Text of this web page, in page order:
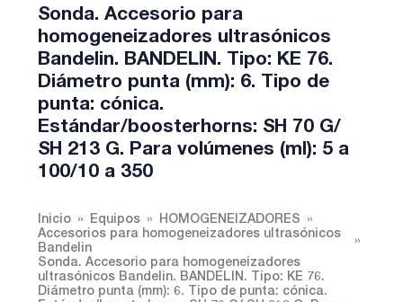
Sonda. Accesorio para
homogeneizadores ultrasónicos
Bandelin. BANDELIN. Tipo: KE 76.
Diámetro punta (mm): 6. Tipo de
punta: cónica.
Estándar/boosterhorns: SH 70 G/
SH 213 G. Para volúmenes (ml): 5 a
100/10 a 350
Inicio Equipos
HOMOGENEIZADORES
Accesorios para homogeneizadores ultrasónicos
Bandelin
Sonda. Accesorio para homogeneizadores
ultrasónicos Bandelin. BANDELIN. Tipo: KE 76.
Diámetro punta (mm): 6. Tipo de punta: cónica.